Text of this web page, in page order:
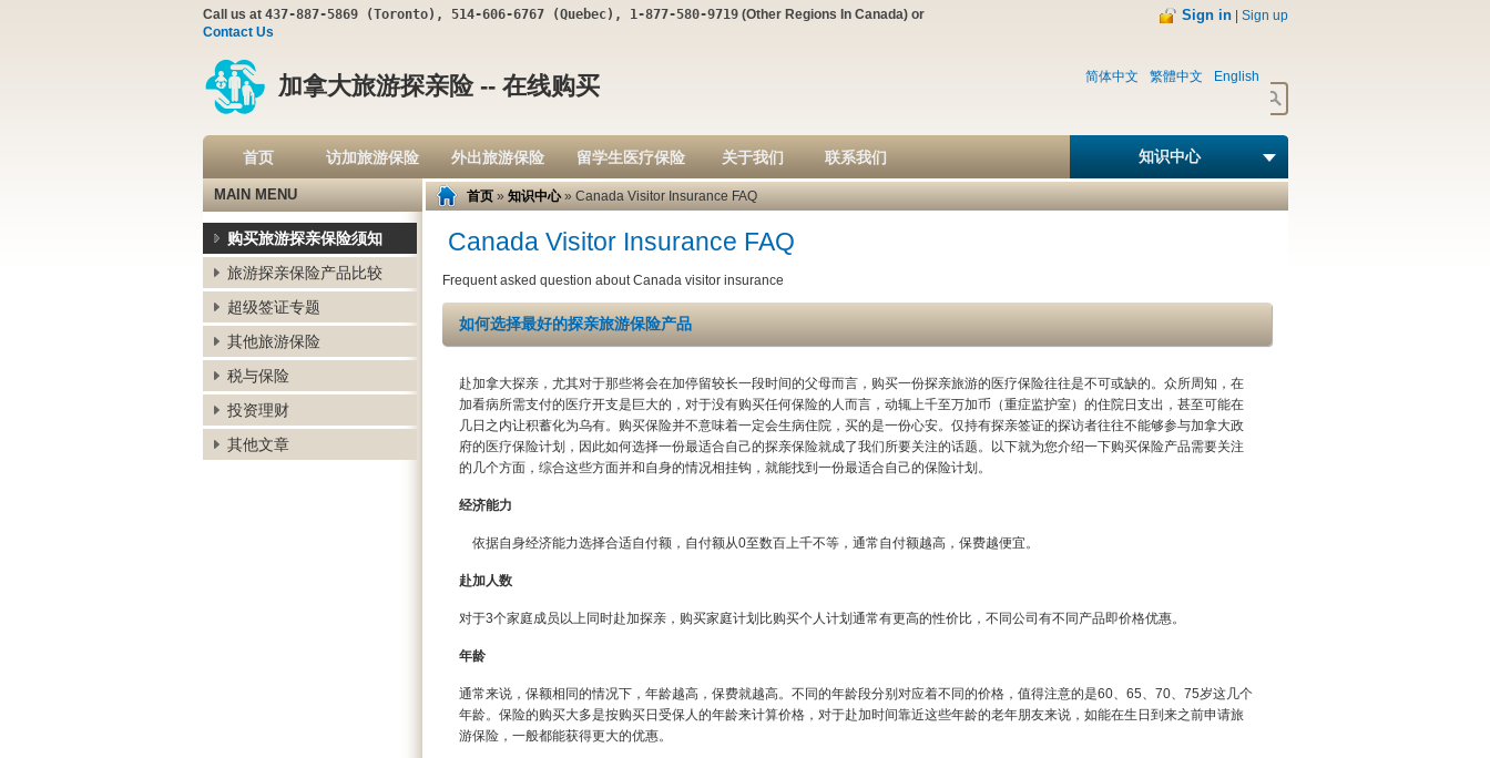
Call us at 437-887-5869 (Toronto), 514-606-6767 (Quebec), 1-877-580-9719(Other Regions In Canada) or
Contact Us
Sign in| Sign up
加拿大旅游探亲险 -- 在线购买 简体中文 繁體中文 English
首页 访加旅游保险 外出旅游保险 留学生医疗保险 关于我们 联系我们 知识中心
首页» 知识中心» Canada Visitor Insurance FAQ
Canada Visitor Insurance FAQ
Frequent asked question about Canada visitor insurance
如何选择最好的探亲旅游保险产品
赴加拿大探亲，尤其对于那些将会在加停留较长一段时间的父母而言，购买一份探亲旅游的医疗保险往往是不可或缺的。众所周知，在
加看病所需支付的医疗开支是巨大的，对于没有购买任何保险的人而言，动辄上千至万加币（重症监护室）的住院日支出，甚至可能在
几日之内让积蓄化为乌有。购买保险并不意味着一定会生病住院，买的是一份心安。仅持有探亲签证的探访者往往不能够参与加拿大政
府的医疗保险计划，因此如何选择一份最适合自己的探亲保险就成了我们所要关注的话题。以下就为您介绍一下购买保险产品需要关注
的几个方面，综合这些方面并和自身的情况相挂钩，就能找到一份最适合自己的保险计划。
经济能力
依据自身经济能力选择合适自付额，自付额从0至数百上千不等，通常自付额越高，保费越便宜。
赴加人数
对于3个家庭成员以上同时赴加探亲，购买家庭计划比购买个人计划通常有更高的性价比，不同公司有不同产品即价格优惠。
年龄
通常来说，保额相同的情况下，年龄越高，保费就越高。不同的年龄段分别对应着不同的价格，值得注意的是60、65、70、75岁这几个
年龄。保险的购买大多是按购买日受保人的年龄来计算价格，对于赴加时间靠近这些年龄的老年朋友来说，如能在生日到来之前申请旅
游保险，一般都能获得更大的优惠。
MAIN MENU
购买旅游探亲保险须知
旅游探亲保险产品比较
超级签证专题
其他旅游保险
税与保险
投资理财
其他文章